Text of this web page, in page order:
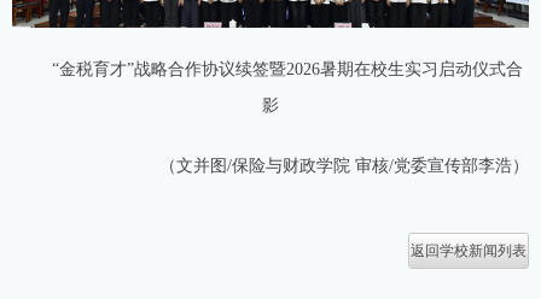
“金税育才”战略合作协议续签暨2026暑期在校生实习启动仪式合
影
（文并图/保险与财政学院 审核/党委宣传部李浩）
返回学校新闻列表